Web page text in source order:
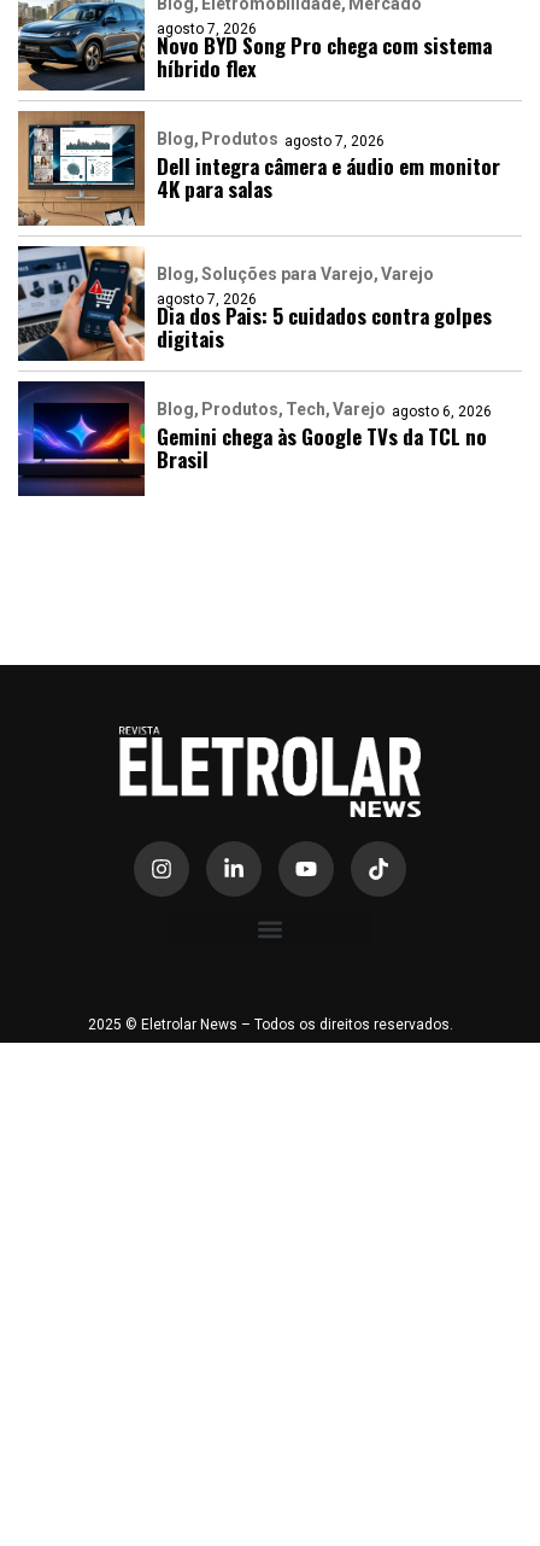
Blog Eletromobilidade Mercado
agosto 7, 2026
Novo BYD Song Pro chega com sistema
híbrido flex
Blog Produtos agosto 7, 2026
Dell integra câmera e áudio em monitor
4K para salas
Blog Soluções para Varejo Varejo
agosto 7, 2026
Dia dos Pais: 5 cuidados contra golpes
digitais
Blog Produtos Tech Varejo agosto 6, 2026
Gemini chega às Google TVs da TCL no
Brasil
2025 © Eletrolar News – Todos os direitos reservados.